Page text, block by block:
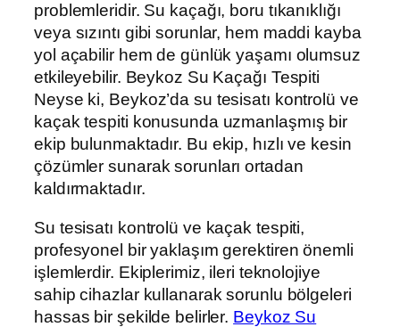
problemleridir. Su kaçağı, boru tıkanıklığı
veya sızıntı gibi sorunlar, hem maddi kayba
yol açabilir hem de günlük yaşamı olumsuz
etkileyebilir. Beykoz Su Kaçağı Tespiti
Neyse ki, Beykoz’da su tesisatı kontrolü ve
kaçak tespiti konusunda uzmanlaşmış bir
ekip bulunmaktadır. Bu ekip, hızlı ve kesin
çözümler sunarak sorunları ortadan
kaldırmaktadır.
Su tesisatı kontrolü ve kaçak tespiti,
profesyonel bir yaklaşım gerektiren önemli
işlemlerdir. Ekiplerimiz, ileri teknolojiye
sahip cihazlar kullanarak sorunlu bölgeleri
hassas bir şekilde belirler. Beykoz Su